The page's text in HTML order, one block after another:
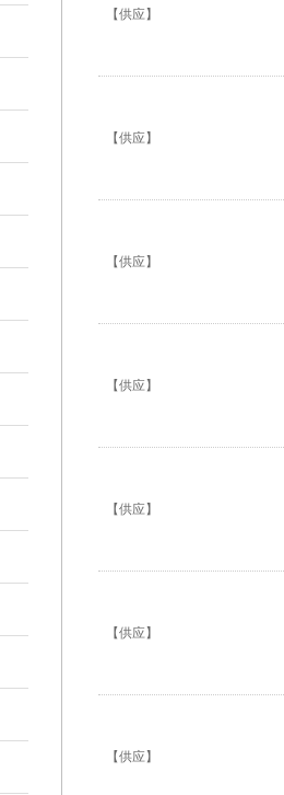
【供应】
【供应】
【供应】
【供应】
【供应】
【供应】
【供应】